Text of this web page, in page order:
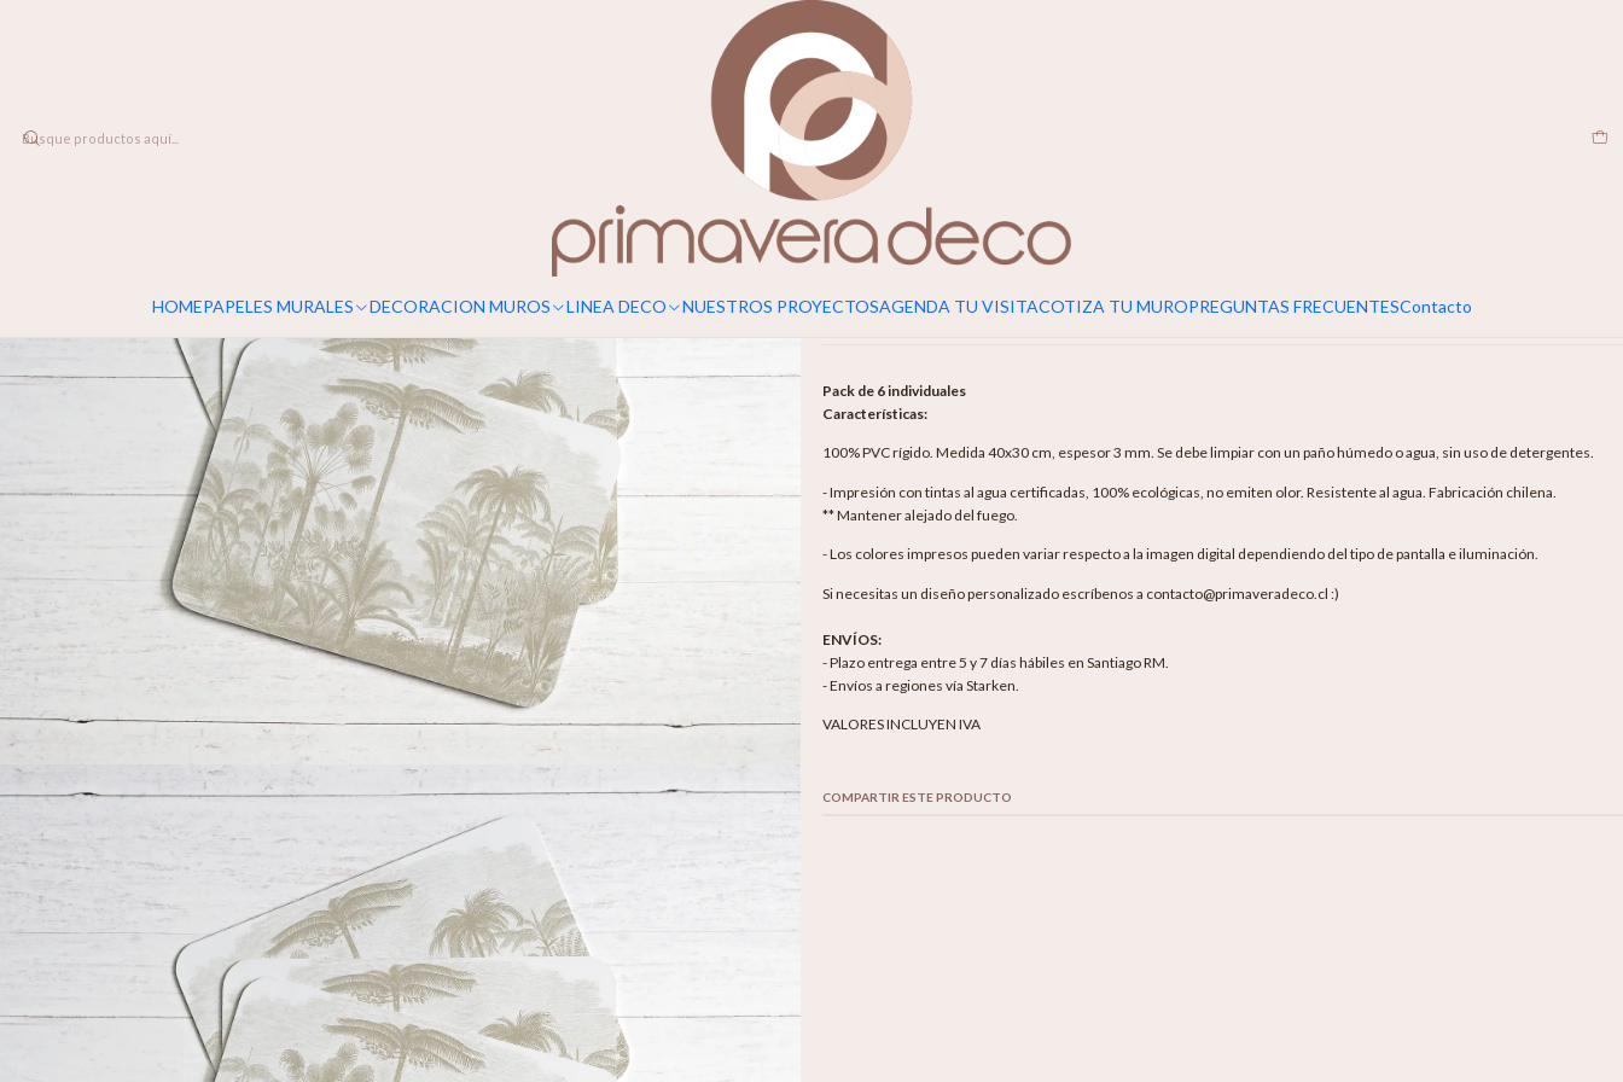
HOMEPAPELES MURALES DECORACION MUROS LINEA DECO NUESTROS PROYECTOSAGENDA TU VISITACOTIZA TU MUROPREGUNTAS FRECUENTESContacto
Individuales Palma del Amazonas
Cantidad
Agregar Al Carro
Pack de 6 individuales
Características:
100% PVC rígido. Medida 40x30 cm, espesor 3 mm. Se debe limpiar con un paño húmedo o agua, sin uso de detergentes.
- Impresión con tintas al agua certificadas, 100% ecológicas, no emiten olor. Resistente al agua. Fabricación chilena.
** Mantener alejado del fuego.
- Los colores impresos pueden variar respecto a la imagen digital dependiendo del tipo de pantalla e iluminación.
Si necesitas un diseño personalizado escríbenos a contacto@primaveradeco.cl :)
ENVÍOS:
- Plazo entrega entre 5 y 7 días hábiles en Santiago RM.
- Envíos a regiones vía Starken.
VALORES INCLUYEN IVA
COMPARTIR ESTE PRODUCTO